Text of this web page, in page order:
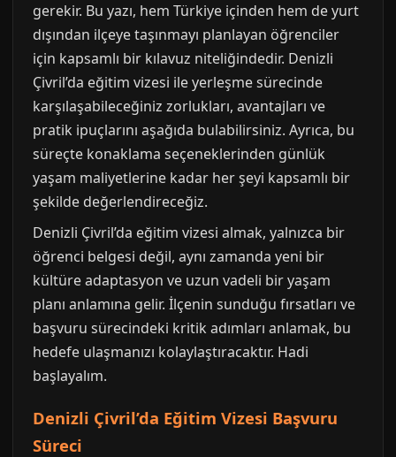
gerekir. Bu yazı, hem Türkiye içinden hem de yurt
dışından ilçeye taşınmayı planlayan öğrenciler
için kapsamlı bir kılavuz niteliğindedir. Denizli
Çivril’da eğitim vizesi ile yerleşme sürecinde
karşılaşabileceğiniz zorlukları, avantajları ve
pratik ipuçlarını aşağıda bulabilirsiniz. Ayrıca, bu
süreçte konaklama seçeneklerinden günlük
yaşam maliyetlerine kadar her şeyi kapsamlı bir
şekilde değerlendireceğiz.
Denizli Çivril’da eğitim vizesi almak, yalnızca bir
öğrenci belgesi değil, aynı zamanda yeni bir
kültüre adaptasyon ve uzun vadeli bir yaşam
planı anlamına gelir. İlçenin sunduğu fırsatları ve
başvuru sürecindeki kritik adımları anlamak, bu
hedefe ulaşmanızı kolaylaştıracaktır. Hadi
başlayalım.
Denizli Çivril’da Eğitim Vizesi Başvuru
Süreci